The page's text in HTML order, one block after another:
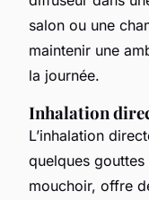
salon ou une
maintenir une
la journée.
Inhalation
L’inhalation
quelques gouttes
mouchoir, offre